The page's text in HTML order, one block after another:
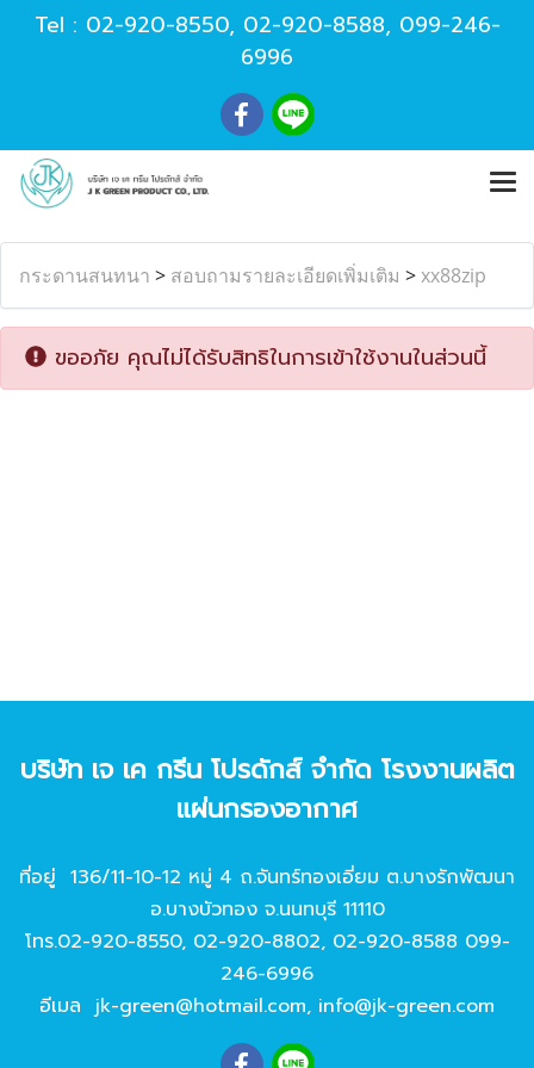
Tel : 02-920-8550, 02-920-8588, 099-246-
6996
กระดานสนทนา > สอบถามรายละเอียดเพิ่มเติม >xx88zip
ขออภัย คุณไม่ได้รับสิทธิในการเข้าใช้งานในส่วนนี้
บริษัท เจ เค กรีน โปรดักส์ จํากัด โรงงานผลิต
แผ่นกรองอากาศ
ที่อยู่ 136/11-10-12 หมู่ 4 ถ.จันทร์ทองเอี่ยม ต.บางรักพัฒนา
อ.บางบัวทอง จ.นนทบุรี 11110
โทร.02-920-8550, 02-920-8802, 02-920-8588 099-
246-6996
อีเมล jk-green@hotmail.com, info@jk-green.com